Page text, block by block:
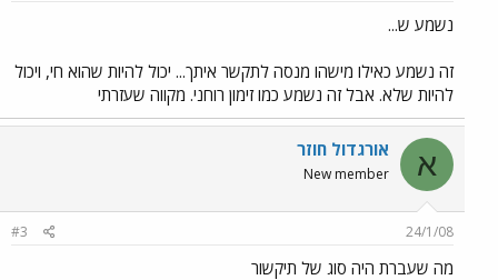
נשמע ש...
זה נשמע כאילו מישהו מנסה לתקשר איתך... יכול להיות שהוא חי, ויכול
להיות שלא. אבל זה נשמע כמו זימון רוחני. מקווה שעזרתי
א אורגדול חוזר
New member
24/1/08
#3
מה שעברת היה סוג של תיקשור